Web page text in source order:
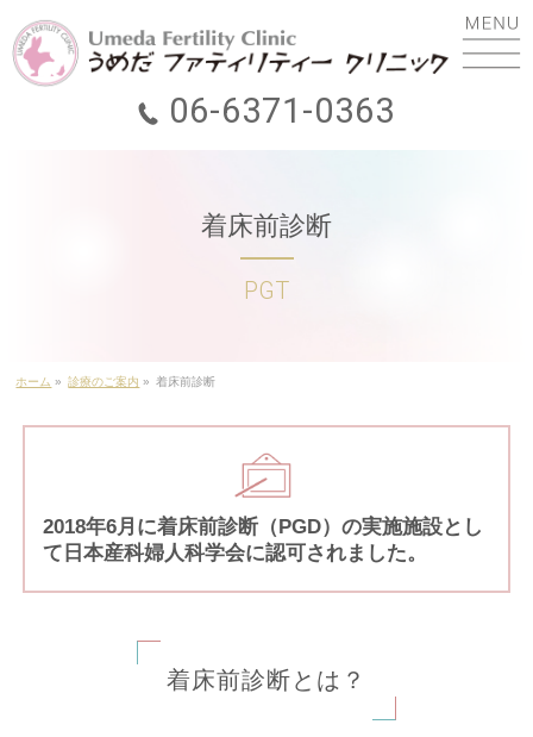
06-6371-0363
ホーム
助成金
遠隔診療(オンライン診療)
治療実績・研究実績
説明会動画・youtubeチャンネル
着床前診断
ホーム » 診療のご案内 » 着床前診断
2018年6月に着床前診断（PGD）の実施施設とし
て日本産科婦人科学会に認可されました。
着床前診断とは？